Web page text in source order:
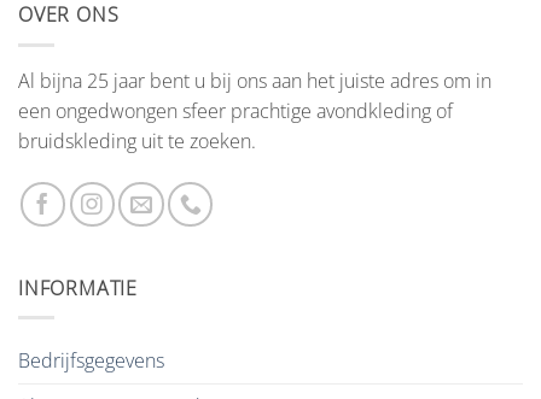
OVER ONS
Al bijna 25 jaar bent u bij ons aan het juiste adres om in
een ongedwongen sfeer prachtige avondkleding of
bruidskleding uit te zoeken.
INFORMATIE
Bedrijfsgegevens